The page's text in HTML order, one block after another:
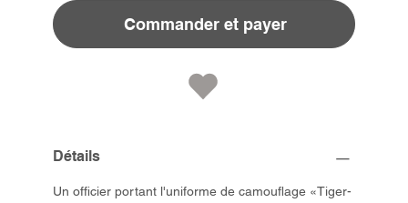
Commander et payer
Détails
Un officier portant l'uniforme de camouflage «Tiger-